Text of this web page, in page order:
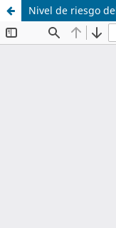
Nivel de riesgo